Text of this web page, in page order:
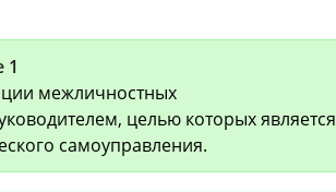
1
межличностных
целью которых является
самоуправления.